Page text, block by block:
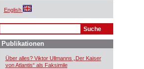
English
Publikationen
Über alles? Viktor Ullmanns „Der Kaiser
von Atlantis“ als Faksimile